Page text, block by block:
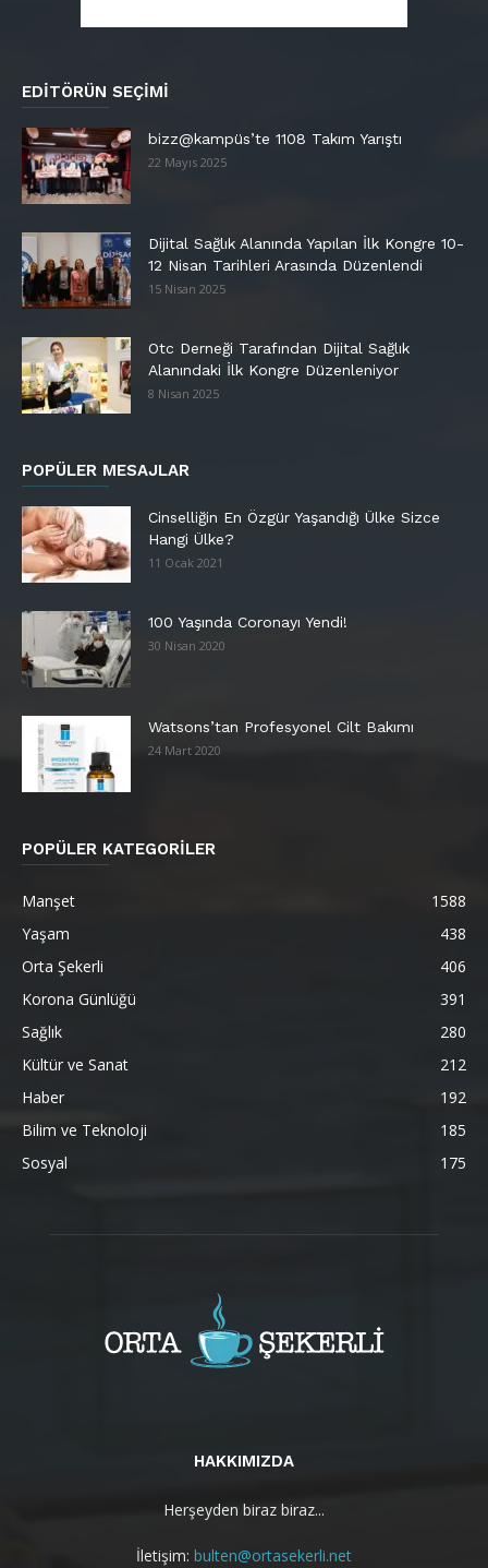
EDITÖRÜN SEÇIMI
bizz@kampüs’te 1108 Takım Yarıştı
22 Mayıs 2025
Dijital Sağlık Alanında Yapılan İlk Kongre 10-
12 Nisan Tarihleri Arasında Düzenlendi
15 Nisan 2025
Otc Derneği Tarafından Dijital Sağlık
Alanındaki İlk Kongre Düzenleniyor
8 Nisan 2025
POPÜLER MESAJLAR
Cinselliğin En Özgür Yaşandığı Ülke Sizce
Hangi Ülke?
11 Ocak 2021
100 Yaşında Coronayı Yendi!
30 Nisan 2020
Watsons’tan Profesyonel Cilt Bakımı
24 Mart 2020
POPÜLER KATEGORİLER
Manşet
1588
Yaşam
438
Orta Şekerli
406
Korona Günlüğü
391
Sağlık
280
Kültür ve Sanat
212
Haber
192
Bilim ve Teknoloji
185
Sosyal
175
HAKKIMIZDA
Herşeyden biraz biraz...
İletişim: bulten@ortasekerli.net